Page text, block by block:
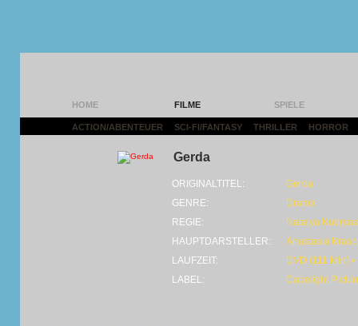
HOME FILME SPIELE
ACTION/ABENTEUER SCI-FI/FANTASY THRILLER HORROR
Gerda
ORIGINALTITEL:
Gerda
GENRE:
Drama
REGIE:
Natalya
HAUPTDARSTELLER:
Anastasia
LAUFZEIT:
DVD (111 Min)
LABEL:
Capelight